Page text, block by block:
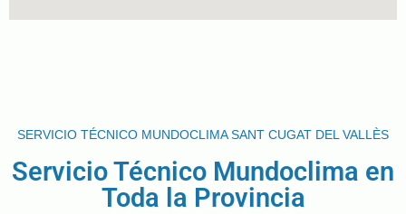
SERVICIO TÉCNICO MUNDOCLIMA SANT CUGAT DEL VALLÈS
Servicio Técnico Mundoclima en
Toda la Provincia